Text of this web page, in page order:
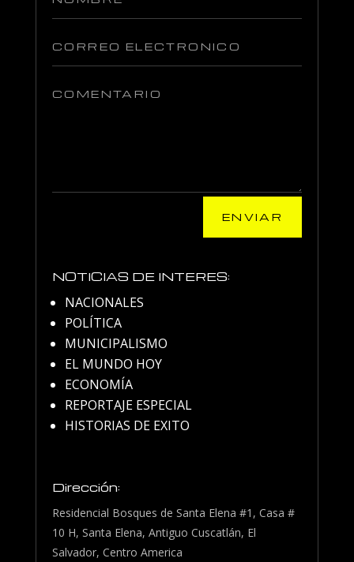
ENVIAR
NOTICIAS DE INTERES:
NACIONALES
POLÍTICA
MUNICIPALISMO
EL MUNDO HOY
ECONOMÍA
REPORTAJE ESPECIAL
HISTORIAS DE EXITO
Dirección:
Residencial Bosques de Santa Elena #1, Casa #
10 H, Santa Elena, Antiguo Cuscatlán, El
Salvador, Centro America